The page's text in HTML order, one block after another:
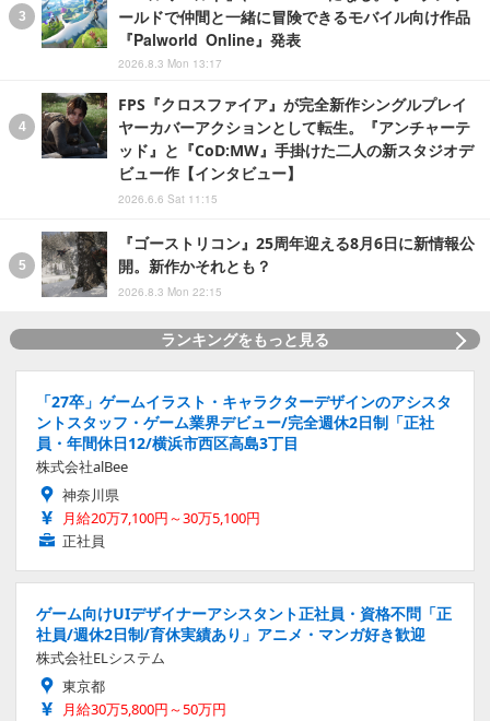
ールドで仲間と一緒に冒険できるモバイル向け作品
『Palworld Online』発表
2026.8.3 Mon 13:17
FPS『クロスファイア』が完全新作シングルプレイ
ヤーカバーアクションとして転生。『アンチャーテ
ッド』と『CoD:MW』手掛けた二人の新スタジオデ
ビュー作【インタビュー】
2026.6.6 Sat 11:15
『ゴーストリコン』25周年迎える8月6日に新情報公
開。新作かそれとも？
2026.8.3 Mon 22:15
ランキングをもっと見る
「27卒」ゲームイラスト・キャラクターデザインのアシスタ
ントスタッフ・ゲーム業界デビュー/完全週休2日制「正社
員・年間休日12/横浜市西区高島3丁目
株式会社alBee
神奈川県
月給20万7,100円～30万5,100円
正社員
ゲーム向けUIデザイナーアシスタント正社員・資格不問「正
社員/週休2日制/育休実績あり」アニメ・マンガ好き歓迎
株式会社ELシステム
東京都
月給30万5,800円～50万円